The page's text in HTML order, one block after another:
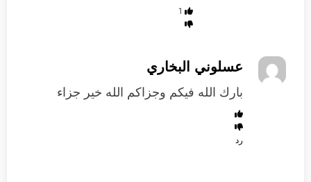
1
عسلوني البخاري
بارك الله فيكم وجزاكم الله خير جزاء
رد